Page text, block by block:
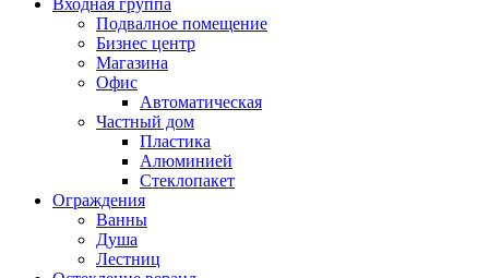
Входная группа
Подвалное помещение
Бизнес центр
Магазина
Офис
Автоматическая
Частный дом
Пластика
Алюминией
Стеклопакет
Ограждения
Ванны
Душа
Лестниц